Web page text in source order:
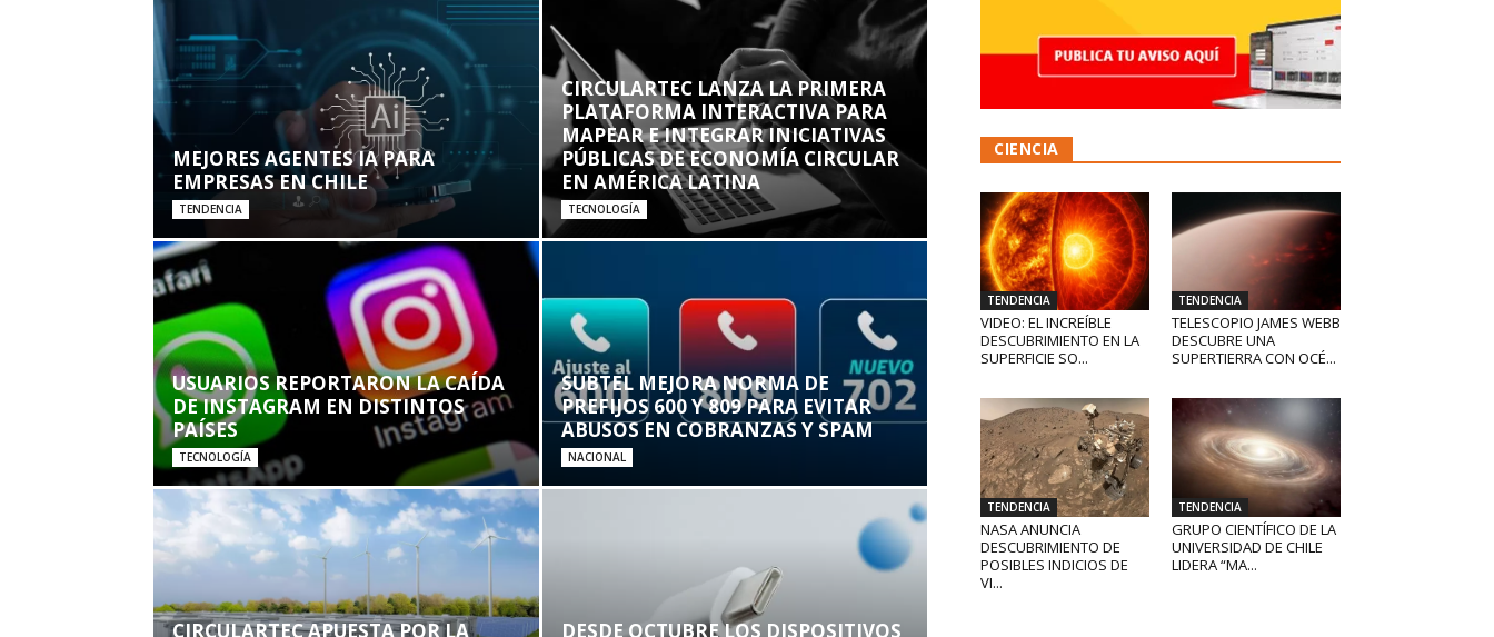
MEJORES AGENTES IA PARA
EMPRESAS EN CHILE
TENDENCIA
CIRCULARTEC LANZA LA PRIMERA
PLATAFORMA INTERACTIVA PARA
MAPEAR E INTEGRAR INICIATIVAS
PÚBLICAS DE ECONOMÍA CIRCULAR
EN AMÉRICA LATINA
TECNOLOGÍA
USUARIOS REPORTARON LA CAÍDA
DE INSTAGRAM EN DISTINTOS
PAÍSES
TECNOLOGÍA
SUBTEL MEJORA NORMA DE
PREFIJOS 600 Y 809 PARA EVITAR
ABUSOS EN COBRANZAS Y SPAM
NACIONAL
CIRCULARTEC APUESTA POR LA DESDE OCTUBRE LOS DISPOSITIVOS
CIENCIA
TENDENCIA
VIDEO: EL INCREÍBLE
DESCUBRIMIENTO EN LA
SUPERFICIE SO...
TENDENCIA
TELESCOPIO JAMES WEBB
DESCUBRE UNA
SUPERTIERRA CON OCÉ...
TENDENCIA
NASA ANUNCIA
DESCUBRIMIENTO DE
POSIBLES INDICIOS DE
VI...
TENDENCIA
GRUPO CIENTÍFICO DE LA
UNIVERSIDAD DE CHILE
LIDERA “MA...